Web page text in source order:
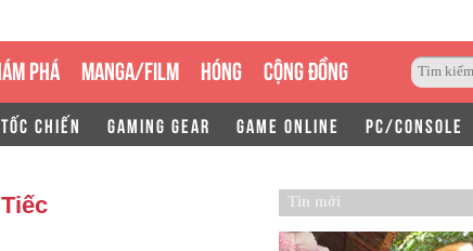
PHÁ MANGA/FILM HÓNG CỘNG ĐỒNG
CHIẾN GAMING GEAR GAME ONLINE PC/CONSOLE
Tin mới